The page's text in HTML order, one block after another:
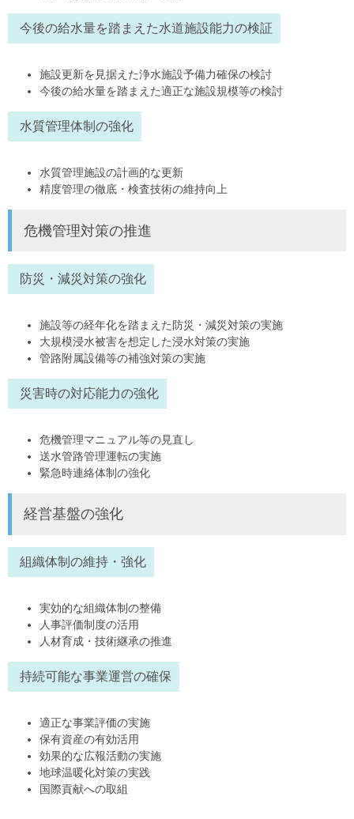
今後の給水量を踏まえた水道施設能力の検証
施設更新を見据えた浄水施設予備力確保の検討
今後の給水量を踏まえた適正な施設規模等の検討
水質管理体制の強化
水質管理施設の計画的な更新
精度管理の徹底・検査技術の維持向上
危機管理対策の推進
防災・減災対策の強化
施設等の経年化を踏まえた防災・減災対策の実施
大規模浸水被害を想定した浸水対策の実施
管路附属設備等の補強対策の実施
災害時の対応能力の強化
危機管理マニュアル等の見直し
送水管路管理運転の実施
緊急時連絡体制の強化
経営基盤の強化
組織体制の維持・強化
実効的な組織体制の整備
人事評価制度の活用
人材育成・技術継承の推進
持続可能な事業運営の確保
適正な事業評価の実施
保有資産の有効活用
効果的な広報活動の実施
地球温暖化対策の実践
国際貢献への取組